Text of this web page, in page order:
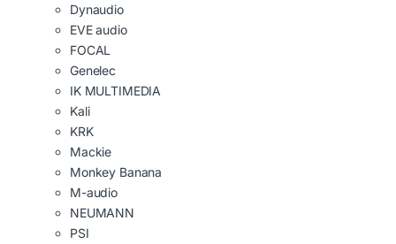
Dynaudio
EVE audio
FOCAL
Genelec
IK MULTIMEDIA
Kali
KRK
Mackie
Monkey Banana
M-audio
NEUMANN
PSI